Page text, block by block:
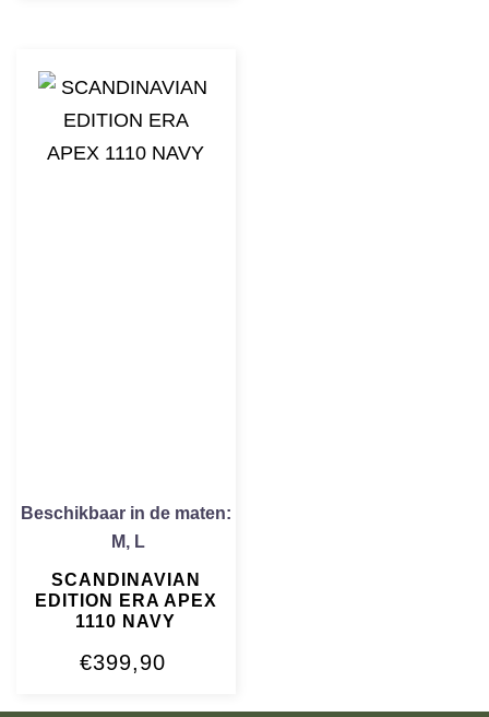
Beschikbaar in de maten:
M, L
SCANDINAVIAN
EDITION ERA APEX
1110 NAVY
€399,90